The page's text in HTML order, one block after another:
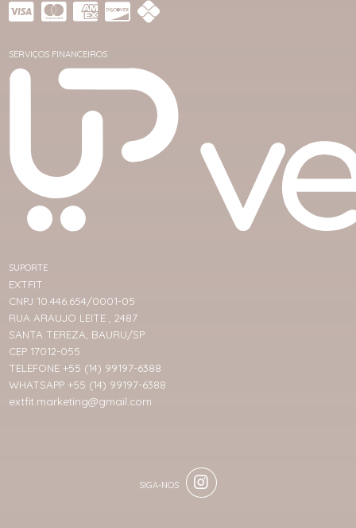
SERVIÇOS FINANCEIROS
SUPORTE
EXTFIT
CNPJ 10.446.654/0001-05
RUA ARAUJO LEITE , 2487
SANTA TEREZA, BAURU/SP
CEP 17012-055
TELEFONE +55 (14) 99197-6388
WHATSAPP +55 (14) 99197-6388
extfit.marketing@gmail.com